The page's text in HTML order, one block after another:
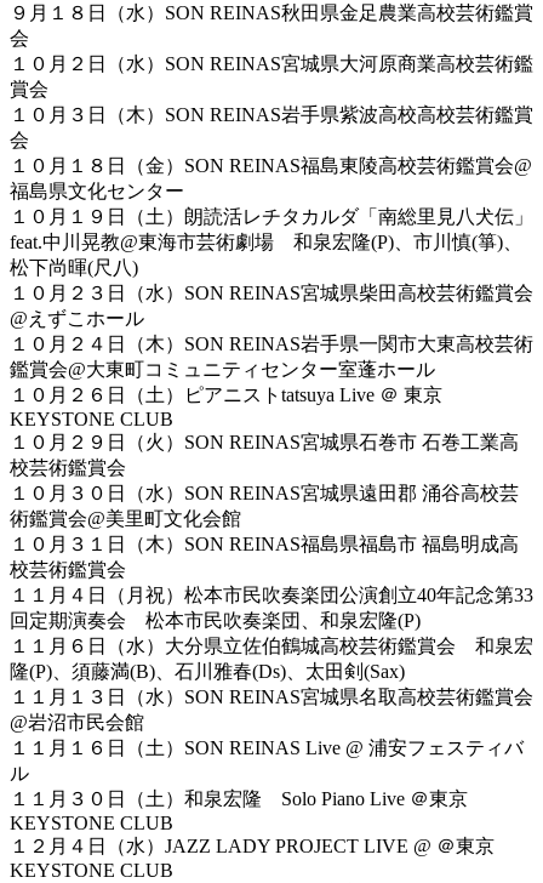
９月１８日（水）SON REINAS秋田県金足農業高校芸術鑑賞
会
１０月２日（水）SON REINAS宮城県大河原商業高校芸術鑑
賞会
１０月３日（木）SON REINAS岩手県紫波高校高校芸術鑑賞
会
１０月１８日（金）SON REINAS福島東陵高校芸術鑑賞会@
福島県文化センター
１０月１９日（土）朗読活レチタカルダ「南総里見八犬伝」
feat.中川晃教@東海市芸術劇場 和泉宏隆(P)、市川慎(箏)、
松下尚暉(尺八)
１０月２３日（水）SON REINAS宮城県柴田高校芸術鑑賞会
@えずこホール
１０月２４日（木）SON REINAS岩手県一関市大東高校芸術
鑑賞会@大東町コミュニティセンター室蓬ホール
１０月２６日（土）ピアニストtatsuya Live ＠ 東京
KEYSTONE CLUB
１０月２９日（火）SON REINAS宮城県石巻市 石巻工業高
校芸術鑑賞会
１０月３０日（水）SON REINAS宮城県遠田郡 涌谷高校芸
術鑑賞会@美里町文化会館
１０月３１日（木）SON REINAS福島県福島市 福島明成高
校芸術鑑賞会
１１月４日（月祝）松本市民吹奏楽団公演創立40年記念第33
回定期演奏会 松本市民吹奏楽団、和泉宏隆(P)
１１月６日（水）大分県立佐伯鶴城高校芸術鑑賞会 和泉宏
隆(P)、須藤満(B)、石川雅春(Ds)、太田剣(Sax)
１１月１３日（水）SON REINAS宮城県名取高校芸術鑑賞会
@岩沼市民会館
１１月１６日（土）SON REINAS Live @ 浦安フェスティバ
ル
１１月３０日（土）和泉宏隆 Solo Piano Live ＠東京
KEYSTONE CLUB
１２月４日（水）JAZZ LADY PROJECT LIVE @ ＠東京
KEYSTONE CLUB